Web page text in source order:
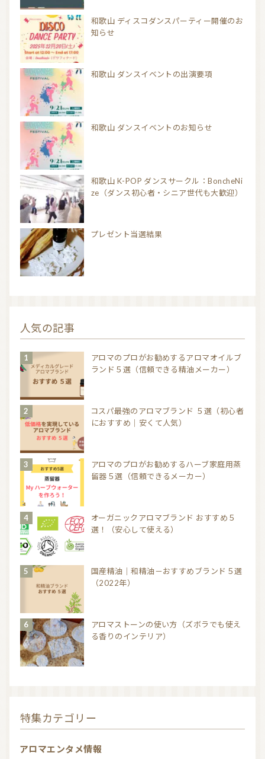
和歌山 ディスコダンスパーティー開催のお
知らせ
和歌山 ダンスイベントの出演要項
和歌山 ダンスイベントのお知らせ
和歌山 K-POP ダンスサークル：BoncheNi
ze（ダンス初心者・シニア世代も大歓迎）
プレゼント当選結果
人気の記事
アロマのプロがお勧めするアロマオイルブ
ランド５選（信頼できる精油メーカー）
コスパ最強のアロマブランド ５選（初心者
におすすめ｜安くて人気）
アロマのプロがお勧めするハーブ家庭用蒸
留器５選（信頼できるメーカー）
オーガニックアロマブランド おすすめ５
選！（安心して使える）
国産精油｜和精油－おすすめブランド５選
（2022年）
アロマストーンの使い方（ズボラでも使え
る香りのインテリア）
特集カテゴリー
アロマエンタメ情報